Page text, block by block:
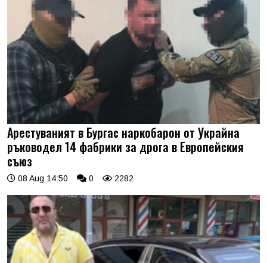
Арестуваният в Бургас наркобарон от Украйна
ръководел 14 фабрики за дрога в Европейския
съюз
08 Aug 14:50 0 2282